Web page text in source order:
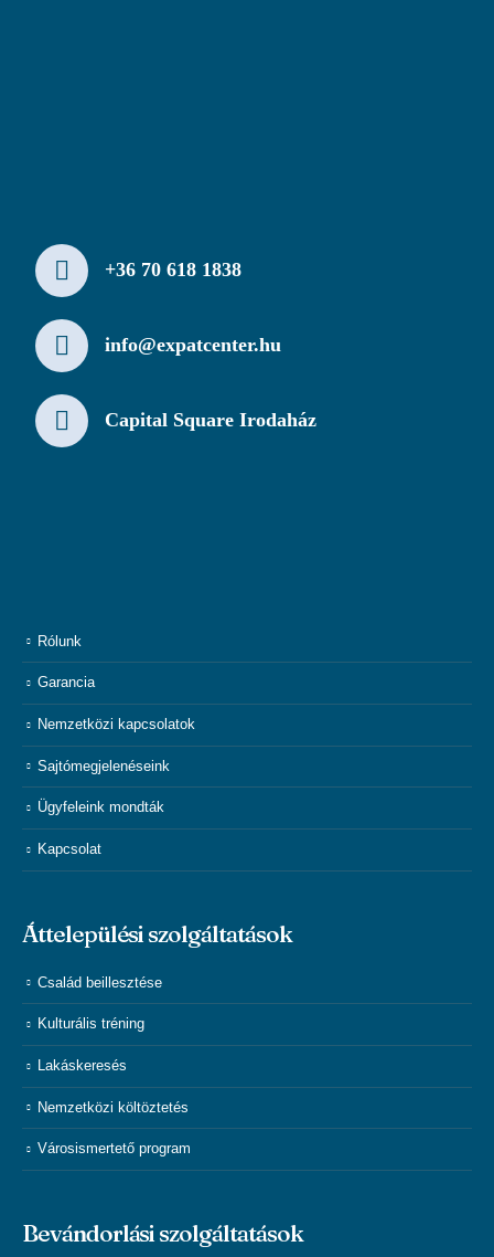
+36 70 618 1838
info@expatcenter.hu
Capital Square Irodaház
Rólunk
Garancia
Nemzetközi kapcsolatok
Sajtómegjelenéseink
Ügyfeleink mondták
Kapcsolat
Áttelepülési szolgáltatások
Család beillesztése
Kulturális tréning
Lakáskeresés
Nemzetközi költöztetés
Városismertető program
Bevándorlási szolgáltatások